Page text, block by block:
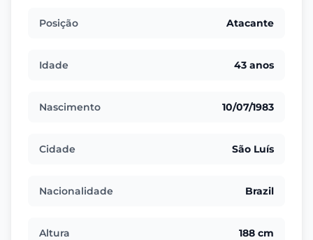
Posição Atacante
Idade 43 anos
Nascimento 10/07/1983
Cidade São Luís
Nacionalidade Brazil
Altura 188 cm